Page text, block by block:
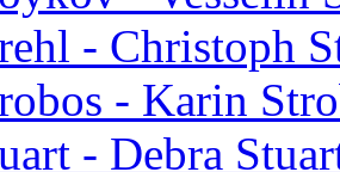
- Christoph
- Karin
- Debra